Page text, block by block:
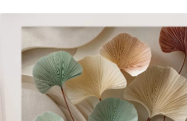
✓
✓Biztonságos, szagtalan tinta
✗ Vászonhatású felület
✗Környezetbarát anyag